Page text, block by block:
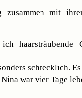
zusammen mit
haarsträubende
schrecklich.
war vier Tage